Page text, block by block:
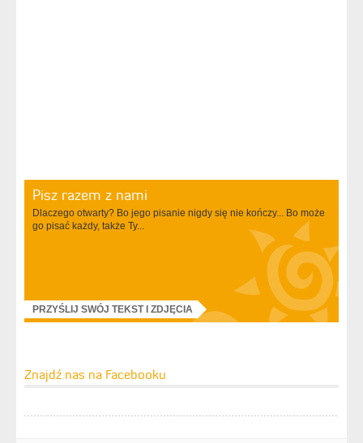
Pisz razem z nami
Dlaczego otwarty? Bo jego pisanie nigdy się nie kończy... Bo może
go pisać każdy, także Ty...
PRZYŚLIJ SWÓJ TEKST I ZDJĘCIA
Znajdź nas na Facebooku